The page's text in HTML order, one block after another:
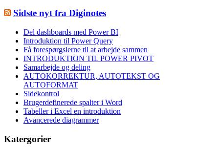
Sidste nyt fra Diginotes
Del dashboards med Power BI
Introduktion til Power Query
Få forespørgslerne til at arbejde sammen
INTRODUKTION TIL POWER PIVOT
Samarbejde og deling
AUTOKORREKTUR, AUTOTEKST OG
AUTOFORMAT
Sidekontrol
Brugerdefinerede spalter i Word
Tabeller i Excel en introduktion
Avancerede diagrammer
Katergorier